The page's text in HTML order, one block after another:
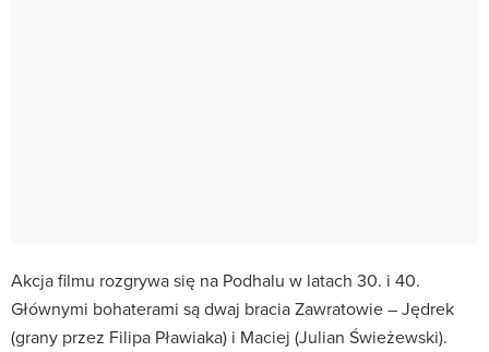
Akcja filmu rozgrywa się na Podhalu w latach 30. i 40.
Głównymi bohaterami są dwaj bracia Zawratowie – Jędrek
(grany przez Filipa Pławiaka) i Maciej (Julian Świeżewski).